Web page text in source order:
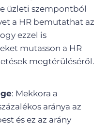
üzleti szempontból
a HR bemutathat az
ezzel is
mutasson a HR
megtérüléséről.
: Mekkora a
aránya az
és ez az arány